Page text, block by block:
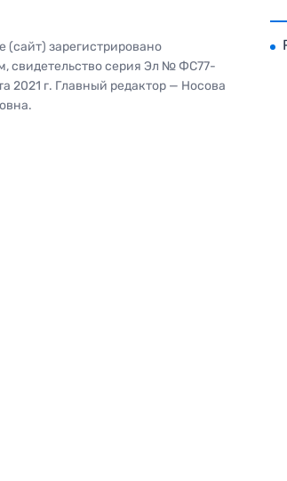
(сайт) зарегистрировано
свидетельство серия Эл № ФС77-
2021 г. Главный редактор — Носова